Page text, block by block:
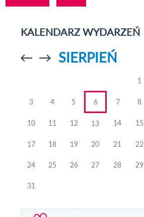
KALENDARZ WYDARZEŃ
Przejdź doPrzejdź do
SIERPIEŃ
1
3 4 5 6 7 8
10 11 12 13 14 15
17 18 19 20 21 22
24 25 26 27 28 29
31